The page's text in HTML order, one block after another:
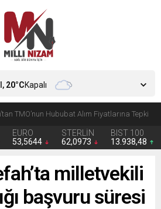
ve Başarır’ın grup başkanvekilliği düştü
EURO
53,5644
STERLİN
62,0973
BIST 100
13.938,48
20°CKapalı
milletvekili
başvuru süresi